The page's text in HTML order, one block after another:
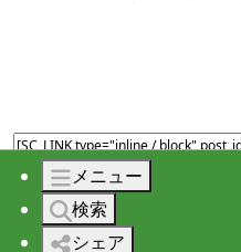
メニュー
検索
シェア